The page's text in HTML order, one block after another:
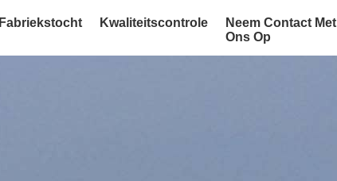
Fabriekstocht Kwaliteitscontrole
Neem Contact Met
Ons Op